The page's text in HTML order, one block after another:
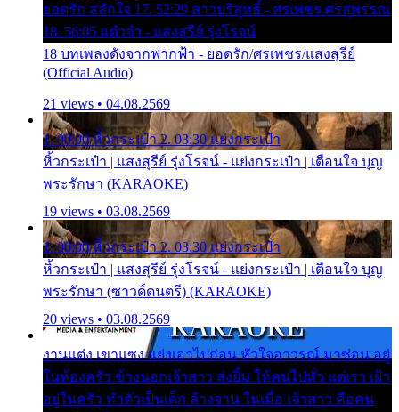
ยอดรัก สลักใจ 17. 52:29 สาวบริสุทธิ์ - ศรเพชร ศรสุพรรณ
18. 56:05 แต๋วจ๋า - แสงสุรีย์ รุ่งโรจน์
18 บทเพลงดังจากฟากฟ้า - ยอดรัก/ศรเพชร/แสงสุรีย์
(Official Audio)
21 views • 04.08.2569
1. 00:00 หิ้วกระเป๋า 2. 03:30 แย่งกระเป๋า
หิ้วกระเป๋า | แสงสุรีย์ รุ่งโรจน์ - แย่งกระเป๋า | เตือนใจ บุญ
พระรักษา (KARAOKE)
19 views • 03.08.2569
1. 00:00 หิ้วกระเป๋า 2. 03:30 แย่งกระเป๋า
หิ้วกระเป๋า | แสงสุรีย์ รุ่งโรจน์ - แย่งกระเป๋า | เตือนใจ บุญ
พระรักษา (ซาวด์ดนตรี) (KARAOKE)
20 views • 03.08.2569
งานแต่ง เขาแซง แย่งเอาไปก่อน หัวใจอาวรณ์ มาซ่อน อยู่
ในห้องครัว ข้างนอกเจ้าสาว ส่งยิ้ม ให้คนไปทั่ว แต่เรา เฝ้า
อยู่ในครัว ทำตัวเป็นเด็ก ล้างจาน ในเมื่อ เจ้าสาว คือคน